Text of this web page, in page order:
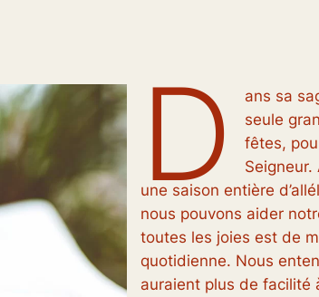
D
ans sa
seule
fêtes,
une saison entière
nous pouvons aider
toutes les joies est de
quotidienne. Nous
auraient plus de facilité